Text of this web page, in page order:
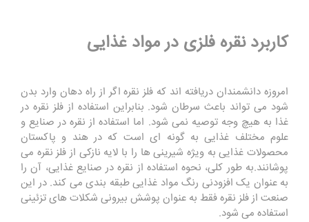
کاربرد نقره فلزی در مواد غذایی
امروزه دانشمندان دریافته اند که فلز نقره اگر از راه دهان وارد بدن
شود می تواند باعث سرطان شود. بنابراین استفاده از فلز نقره در
غذا به هیچ وجه توصیه نمی شود. اما استفاده از نقره در صنایع و
علوم مختلف غذایی به گونه ای است که در هند و پاکستان
محصولات غذایی به ویژه شیرینی ها را با لایه نازکی از فلز نقره می
پوشانند.به طور کلی، نحوه استفاده از نقره در صنایع غذایی، آن را
به عنوان یک افزودنی رنگ مواد غذایی طبقه بندی می کند. در این
صنعت از فلز نقره فقط به عنوان پوشش بیرونی شکلات های تزئینی
استفاده می شود.